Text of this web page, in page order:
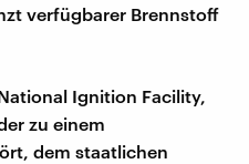
verfügbarer Brennstoff
Ignition Facility,
zu einem
dem staatlichen